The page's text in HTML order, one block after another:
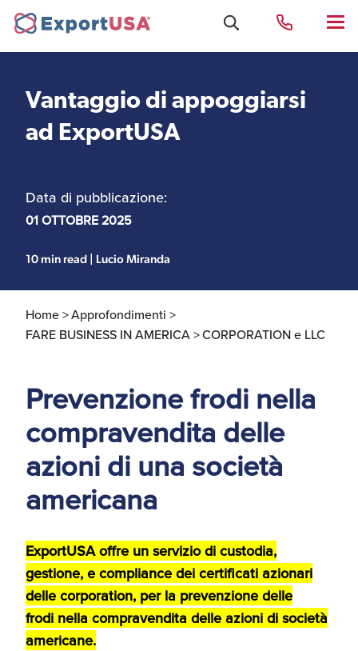
Uffici e Team Exportusa
di Rimini
Uffici e Team
ExportUSA a New York
ExportUSA a Bruxelles
I Partner di ExportUSA
New York, Corp.
Manuale pratico sul
ExportUSA ottiene la
licenza per richiedere
gli ITIN
Costituzione società e
Servizi Expat Italiani
negli USA
FDA
Ricerca Distributori di
Macchinari Industriali
Vantaggio di appoggiarsi
ad ExportUSA
Data di pubblicazione:
01 OTTOBRE 2025
10 min read | Lucio Miranda
Home >Approfondimenti >
FARE BUSINESS IN AMERICA >CORPORATION e LLC
Prevenzione frodi nella
compravendita delle
azioni di una società
americana
ExportUSA offre un servizio di custodia,
gestione, e compliance dei certificati azionari
delle corporation, per la prevenzione delle
frodi nella compravendita delle azioni di società
americane.